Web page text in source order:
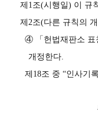
제 1조(시행일) 이 규
제2조(다른 규칙의
④ 「 헌법재판소 표
개정한다.
제 18조 중“인사기